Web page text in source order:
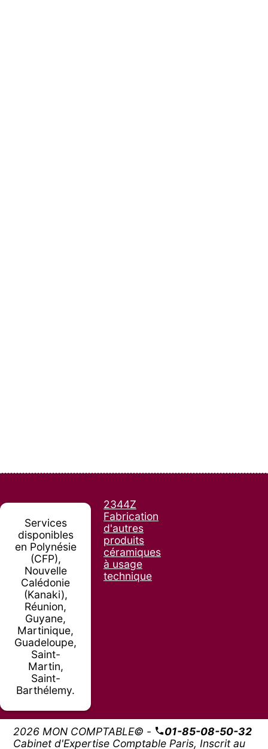
Services
disponibles
en Polynésie
(CFP),
Nouvelle
Calédonie
(Kanaki),
Réunion,
Guyane,
Martinique,
Guadeloupe,
Saint-
Martin,
Saint-
Barthélemy.
2344Z
Fabrication
d'autres
produits
céramiques
à usage
technique
2026 MON COMPTABLE© -
01-85-08-50-32
Cabinet d'Expertise Comptable Paris, Inscrit au